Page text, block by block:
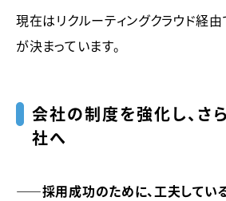
現在はリクルーティングクラウド経
が決まっています。
会社の制度を強化し、さ
社へ
――採用成功のために、工夫してい